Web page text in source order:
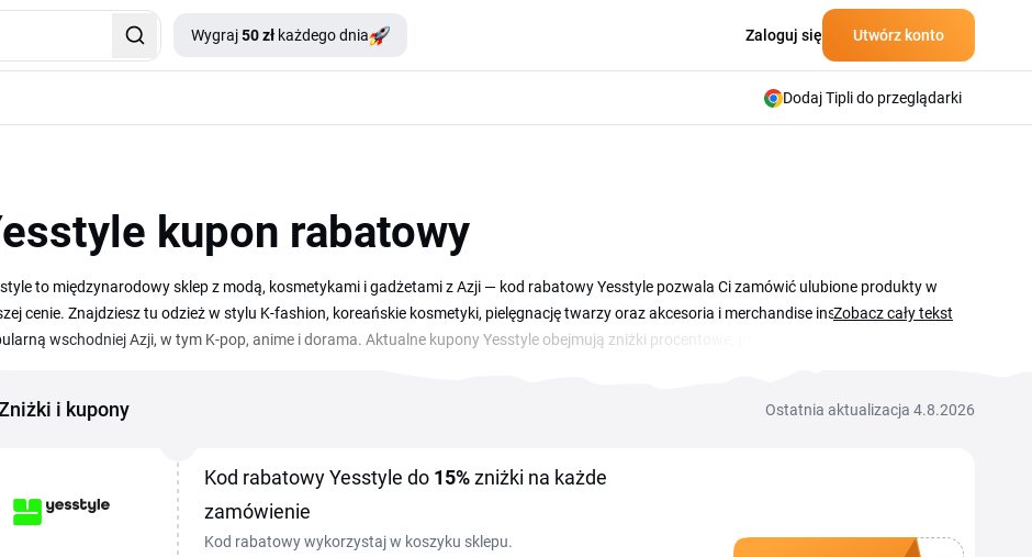
Wygraj50 zł każdego dnia Zaloguj się Utwórz konto
Dodaj Tipli do przeglądarki
kupon rabatowy
to międzynarodowy sklep z modą, kosmetykami i gadżetami z Azji — kod rabatowy Yesstyle pozwala Ci zamówić ulubione produkty w
cenie. Znajdziesz tu odzież w stylu K-fashion, koreańskie kosmetyki, pielęgnację twarzy oraz akcesoria i merchandise inspirowany kulturą
wschodniej Azji, w tym K-pop, anime i dorama. Aktualne kupony Yesstyle obejmują zniżki procentowe, promocje na konkretne
zniżkę po założeniu konta, a stałym kupującym sklep przypomina o promocjach e-mailem.
Zobacz cały tekst
i kupony Ostatnia aktualizacja 4.8.2026
Kod rabatowy Yesstyle do 15%zniżki na każde
zamówienie
Kod rabatowy wykorzystaj w koszyku sklepu.